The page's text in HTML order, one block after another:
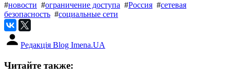
#новости #ограничение доступа #Россия #сетевая
безопасность #социальные сети
Редакція Blog Imena.UA
Читайте также: